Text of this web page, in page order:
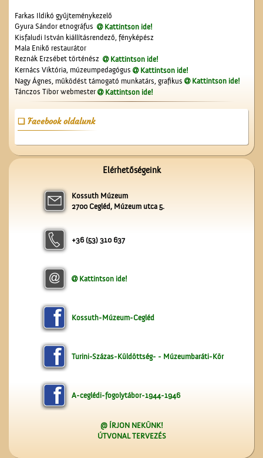
Lelkünknek szent
szerzeménye
A Czeglédi Katolikus Kör
székháza
Farkas Ildikó gyűjteménykezelő
Gyura Sándor etnográfus
Kattintson ide!
Kisfaludi István kiállításrendező, fényképész
Mala Enikő restaurátor
Reznák Erzsébet történész
Kattintson ide!
Kernács Viktória, múzeumpedagógus
Kattintson ide!
Nagy Ágnes, működést támogató munkatárs, grafikus
Kattintson ide!
Tánczos Tibor webmester
Kattintson ide!
Facebook oldalunk
Elérhetőségeink
Kossuth Múzeum
2700 Cegléd, Múzeum utca 5.
+36 (53) 310 637
Kattintson ide!
Kossuth-Múzeum-Cegléd
Turini-Százas-Küldöttség- - Múzeumbaráti-Kör
A-ceglédi-fogolytábor-1944-1946
@ ÍRJON NEKÜNK!
ÚTVONAL TERVEZÉS